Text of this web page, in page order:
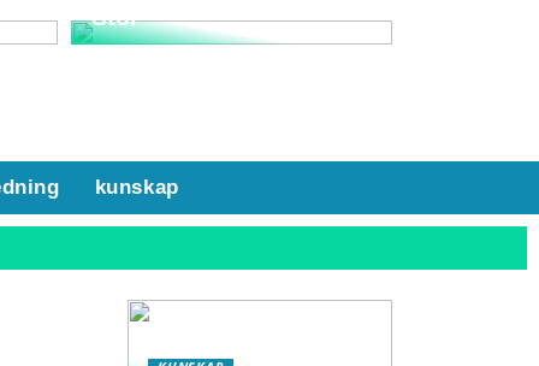
Stol
kunskap